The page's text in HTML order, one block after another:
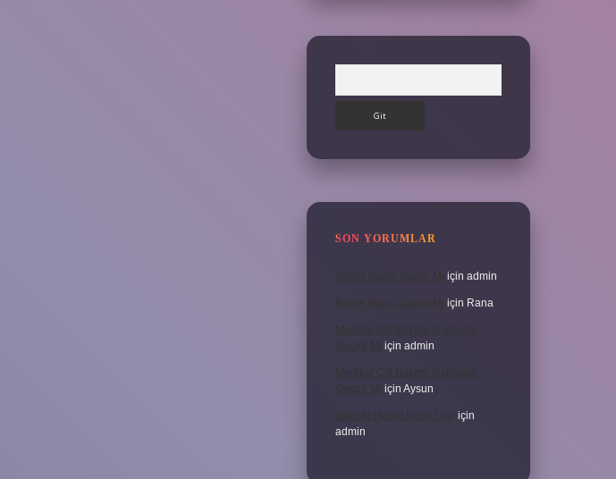
SON YORUMLAR
İKizler Burcu Şanslı Mı için admin
İKizler Burcu Şanslı Mı için Rana
Medikal Cilt Bakımı Sivilceleri
Geçirir Mi için admin
Medikal Cilt Bakımı Sivilceleri
Geçirir Mi için Aysun
Doru At Hangi Renk Olur için
admin